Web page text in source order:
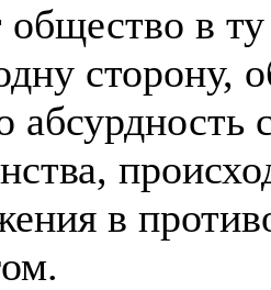
общество в
сторону,
абсурдность
в